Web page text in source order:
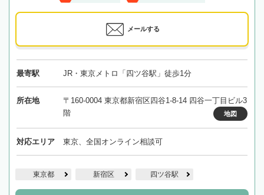
メールする
最寄駅 JR・東京メトロ「四ツ谷駅」徒歩1分
所在地
〒160-0004 東京都新宿区四谷1-8-14 四谷一丁目ビル3
階
地図
対応エリア 東京、全国オンライン相談可
東京都 新宿区 四ツ谷駅